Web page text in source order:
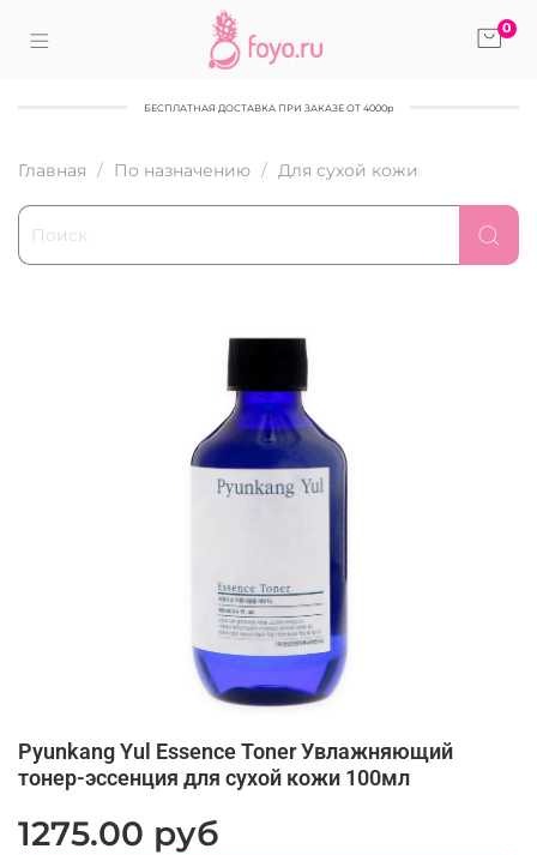
0
БЕСПЛАТНАЯ ДОСТАВКА ПРИ ЗАКАЗЕ ОТ 4000р
Главная По назначению Для сухой кожи
Pyunkang Yul Essence Toner Увлажняющий
тонер-эссенция для сухой кожи 100мл
1275.00 руб